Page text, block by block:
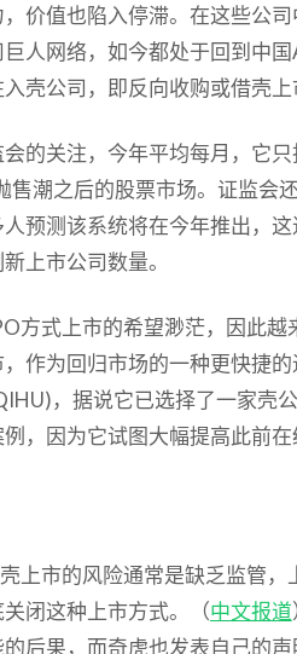
价值也陷入停滞。在这些公
人网络，如今都处于回到中
壳公司，即反向收购或借壳上
的关注，今年平均每月，它
售潮之后的股票市场。证监会
预测该系统将在今年推出，
上市公司数量。
方式上市的希望渺茫，因此越
作为回归市场的一种更快捷
，据说它已选择了一家壳
，因为它试图大幅提高此前在
上市的风险通常是缺乏监管
闭这种上市方式。（中文报道
后果，而奇虎也发表自己的